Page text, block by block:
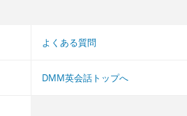
よくある質問
DMM英会話トップへ